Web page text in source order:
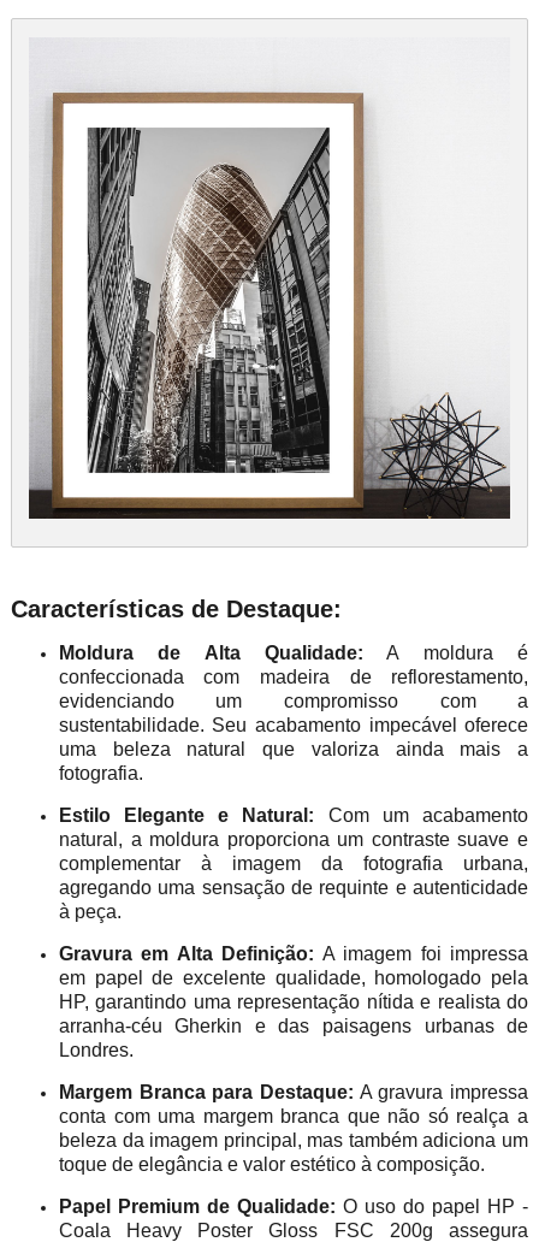
Características de Destaque:
Moldura de Alta Qualidade: A moldura é
confeccionada com madeira de reflorestamento,
evidenciando um compromisso com a
sustentabilidade. Seu acabamento impecável oferece
uma beleza natural que valoriza ainda mais a
fotografia.
Estilo Elegante e Natural: Com um acabamento
natural, a moldura proporciona um contraste suave e
complementar à imagem da fotografia urbana,
agregando uma sensação de requinte e autenticidade
à peça.
Gravura em Alta Definição: A imagem foi impressa
em papel de excelente qualidade, homologado pela
HP, garantindo uma representação nítida e realista do
arranha-céu Gherkin e das paisagens urbanas de
Londres.
Margem Branca para Destaque: A gravura impressa
conta com uma margem branca que não só realça a
beleza da imagem principal, mas também adiciona um
toque de elegância e valor estético à composição.
Papel Premium de Qualidade: O uso do papel HP -
Coala Heavy Poster Gloss FSC 200g assegura